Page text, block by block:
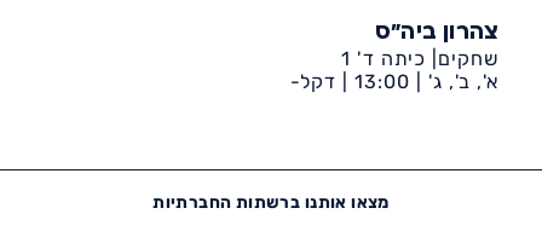
צהרון ביה״ס
שחקים| כיתה ד' 1
א', ב', ג' | 13:00 |
דקל-
מצאו אותנו ברשתות החברתיות